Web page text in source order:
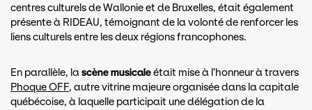
centres culturels de Wallonie et de Bruxelles, était également
présente à RIDEAU, témoignant de la volonté de renforcer les
liens culturels entre les deux régions francophones.
En parallèle, lascène musicaleétait mise à l’honneur à travers
Phoque OFF, autre vitrine majeure organisée dans la capitale
québécoise, à laquelle participait une délégation de la